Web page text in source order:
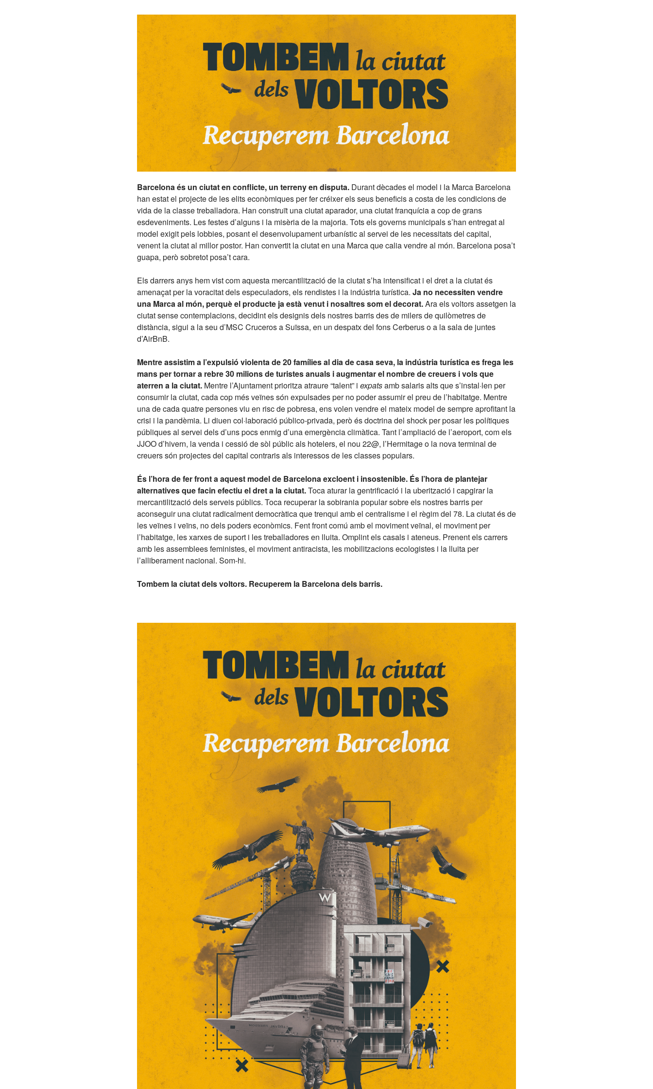
Barcelona és un ciutat en conflicte, un terreny en disputa. Durant dècades el model i la Marca Barcelona
han estat el projecte de les elits econòmiques per fer créixer els seus beneficis a costa de les condicions de
vida de la classe treballadora. Han construït una ciutat aparador, una ciutat franquícia a cop de grans
esdeveniments. Les festes d’alguns i la misèria de la majoria. Tots els governs municipals s’han entregat al
model exigit pels lobbies, posant el desenvolupament urbanístic al servei de les necessitats del capital,
venent la ciutat al millor postor. Han convertit la ciutat en una Marca que calia vendre al món. Barcelona posa’t
guapa, però sobretot posa’t cara.
Els darrers anys hem vist com aquesta mercantilització de la ciutat s’ha intensificat i el dret a la ciutat és
amenaçat per la voracitat dels especuladors, els rendistes i la indústria turística. Ja no necessiten vendre
una Marca al món, perquè el producte ja està venut i nosaltres som el decorat.Ara els voltors assetgen la
ciutat sense contemplacions, decidint els designis dels nostres barris des de milers de quilòmetres de
distància, sigui a la seu d’MSC Cruceros a Suïssa, en un despatx del fons Cerberus o a la sala de juntes
d’AirBnB.
Mentre assistim a l’expulsió violenta de 20 famílies al dia de casa seva, la indústria turística es frega les
mans per tornar a rebre 30 milions de turistes anuals i augmentar el nombre de creuers i vols que
aterren a la ciutat. Mentre l’Ajuntament prioritza atraure “talent” i expatsamb salaris alts que s’instal·len per
consumir la ciutat, cada cop més veïnes són expulsades per no poder assumir el preu de l’habitatge. Mentre
una de cada quatre persones viu en risc de pobresa, ens volen vendre el mateix model de sempre aprofitant la
crisi i la pandèmia. Li diuen col·laboració público-privada, però és doctrina del shock per posar les polítiques
públiques al servei dels d’uns pocs enmig d’una emergència climàtica. Tant l’ampliació de l’aeroport, com els
JJOO d’hivern, la venda i cessió de sòl públic als hotelers, el nou 22@, l’Hermitage o la nova terminal de
creuers són projectes del capital contraris als interessos de les classes populars.
És l’hora de fer front a aquest model de Barcelona excloent i insostenible. És l’hora de plantejar
alternatives que facin efectiu el dret a la ciutat.Toca aturar la gentrificació i la uberització i capgirar la
mercantilització dels serveis públics. Toca recuperar la sobirania popular sobre els nostres barris per
aconseguir una ciutat radicalment democràtica que trenqui amb el centralisme i el règim del 78. La ciutat és de
les veïnes i veïns, no dels poders econòmics. Fent front comú amb el moviment veïnal, el moviment per
l’habitatge, les xarxes de suport i les treballadores en lluita. Omplint els casals i ateneus. Prenent els carrers
amb les assemblees feministes, el moviment antiracista, les mobilitzacions ecologistes i la lluita per
l’alliberament nacional. Som-hi.
Tombem la ciutat dels voltors. Recuperem la Barcelona dels barris.